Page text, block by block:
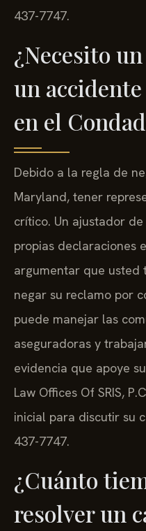
437-7747.
¿Necesito
un
en el
Debido a la regla de
Maryland, tener
crítico. Un ajustador
propias declaraciones
argumentar que usted
negar su reclamo por
puede manejar las
aseguradoras y
evidencia que apoye
Law Offices Of SRIS,
inicial para discutir su
437-7747.
¿Cuánto
resolver un